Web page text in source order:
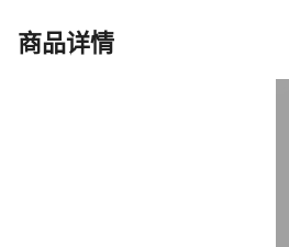
商品详情